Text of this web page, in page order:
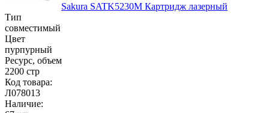
Sakura SATK5230M Картридж лазерный
Тип
совместимый
Цвет
пурпурный
Ресурс, объем
2200 стр
Код товара:
Л078013
Наличие: